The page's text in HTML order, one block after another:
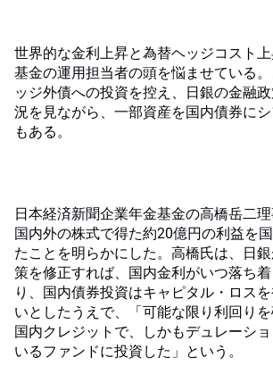
世界的な金利上昇と為替ヘッジコスト
基金の運用担当者の頭を悩ませている
ッジ外債への投資を控え、日銀の金融
況を見ながら、一部資産を国内債券に
もある。
日本経済新聞企業年金基金の高橋岳二理
国内外の株式で得た約20億円の利益を
たことを明らかにした。高橋氏は、日
策を修正すれば、国内金利がいつ落ち
り、国内債券投資はキャピタル・ロス
いとしたうえで、「可能な限り利回り
国内クレジットで、しかもデュレーシ
いるファンドに投資した」という。